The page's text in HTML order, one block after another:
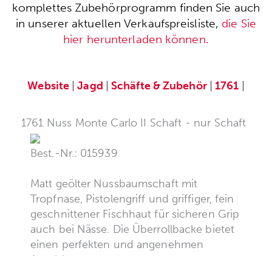
komplettes Zubehörprogramm finden Sie auch
in unserer aktuellen Verkaufspreisliste, die Sie
hier herunterladen können.
Website |Jagd |Schäfte & Zubehör| 1761
1761 Nuss Monte Carlo II Schaft - nur Schaft
Best.-Nr.: 015939
Matt geölter Nussbaumschaft mit
Tropfnase, Pistolengriff und griffiger, fein
geschnittener Fischhaut für sicheren Grip
auch bei Nässe. Die Überrollbacke bietet
einen perfekten und angenehmen